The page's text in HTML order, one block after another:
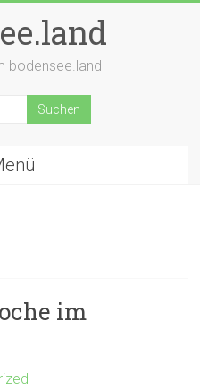
bodensee.land
im